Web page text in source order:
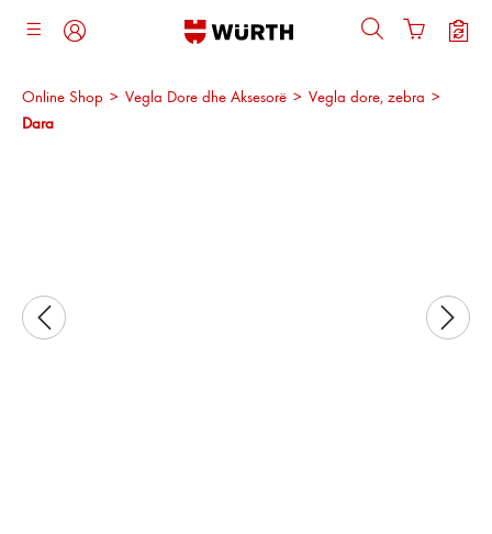
kryesore
Online Shop > Vegla Dore dhe Aksesorë > Vegla dore, zebra >
Dara